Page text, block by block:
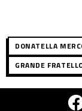
DONATELLA
GRANDE